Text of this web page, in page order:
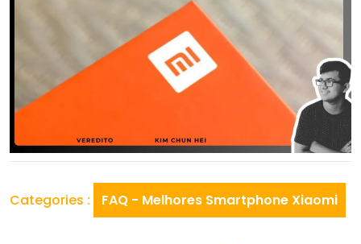
Categories : FAQ - Melhores Smartphone Xiaomi